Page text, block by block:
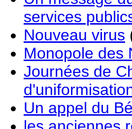
services
Nouveau virus
Monopole des
Journées de
Un appel du